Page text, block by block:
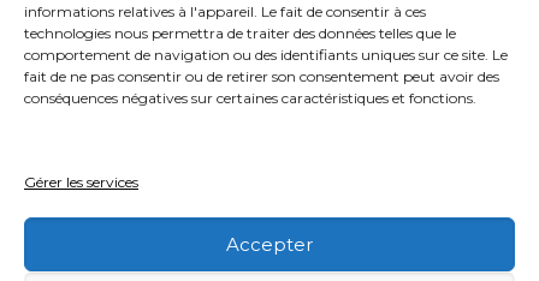
informations relatives à l'appareil. Le fait de consentir à ces
technologies nous permettra de traiter des données telles que le
comportement de navigation ou des identifiants uniques sur ce site. Le
fait de ne pas consentir ou de retirer son consentement peut avoir des
conséquences négatives sur certaines caractéristiques et fonctions.
Gérer les services
Accepter
Gestion locative 2eme arrondissement
Gestion locative 3eme arrondissement
Gestion locative 4eme arrondissement
Gestion locative 5eme arrondissement
Gestion locative 6eme arrondissement